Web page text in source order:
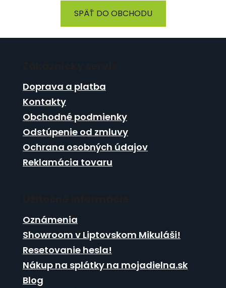
SPÄŤ DO OBCHODU
Z
Doprava a platba
Kontakty
Obchodné podmienky
Odstúpenie od zmluvy
Ochrana osobných údajov
Reklamácia tovaru
Oznámenia
Showroom v Liptovskom Mikuláši!
Resetovanie hesla!
Nákup na splátky na mojadielna.sk
Blog